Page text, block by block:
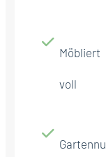
Möbliert
voll